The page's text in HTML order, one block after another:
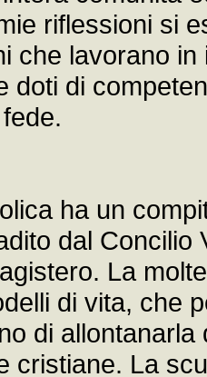
riflessioni si
che lavorano
doti di
ha un
dal Concilio
La
di vita, che
di
cristiane. La